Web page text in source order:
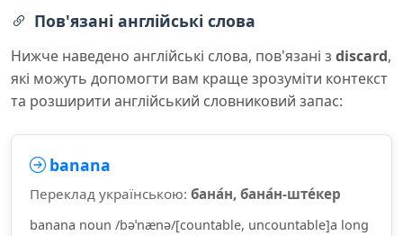
Пов'язані англійські слова
Нижче наведено англійські слова, пов'язані з discard,
які можуть допомогти вам краще зрозуміти контекст
та розширити англійський словниковий запас:
banana
Переклад українською: бана́н, бана́н-ште́кер
banana noun /bəˈnænə/[countable, uncountable]a long